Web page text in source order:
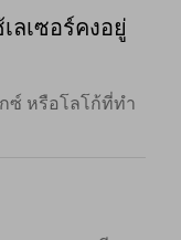
เซอร์คงอยู่
ซ์ หรือโลโก้ที่ทำ